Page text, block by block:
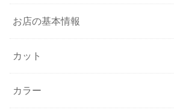
お店の基本情報
カット
カラー